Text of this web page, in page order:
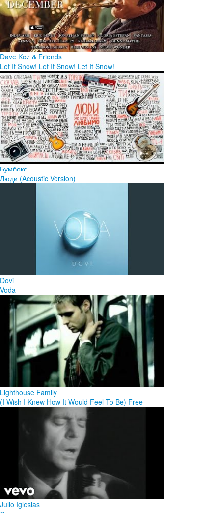
Dave Koz & Friends
Let It Snow! Let It Snow! Let It Snow!
Бумбокс
Люди (Acoustic Version)
Dovi
Voda
Lighthouse Family
(I Wish I Knew How It Would Feel To Be) Free
Julio Iglesias